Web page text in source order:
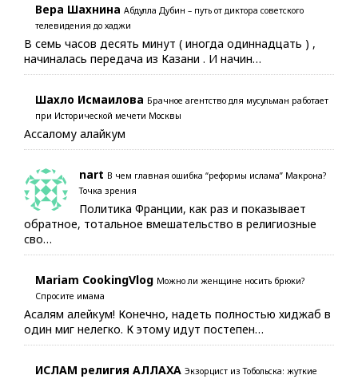
Вера Шахнина Абдулла Дубин – путь от диктора советского
телевидения до хаджи
В семь часов десять минут ( иногда одиннадцать ) ,
начиналась передача из Казани . И начин…
Шахло Исмаилова Брачное агентство для мусульман работает
при Исторической мечети Москвы
Ассалому алайкум
nart В чем главная ошибка “реформы ислама” Макрона?
Точка зрения
Политика Франции, как раз и показывает
обратное, тотальное вмешательство в религиозные
сво…
Mariam CookingVlog Можно ли женщине носить брюки?
Спросите имама
Асалям алейкум! Конечно, надеть полностью хиджаб в
один миг нелегко. К этому идут постепен…
ИСЛАМ религия АЛЛАХА Экзорцист из Тобольска: жуткие